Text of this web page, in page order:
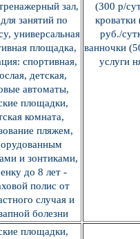
зал,
занятий по
универсальная
площадка,
спортивная,
детская,
автоматы,
площадки,
комната,
пляжем,
и зонтиками,
до 8 лет -
полис от
случая и
болезни
(300 р/
кроватки
руб./
ванночки
услуги
площадки,